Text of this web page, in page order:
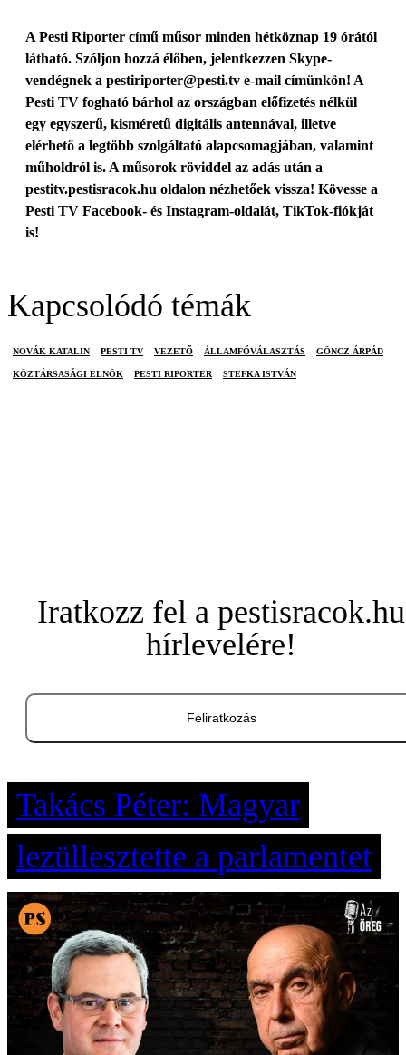
A Pesti Riporter című műsor minden hétköznap 19 órától
látható. Szóljon hozzá élőben, jelentkezzen Skype-
vendégnek a pestiriporter@pesti.tv e-mail címünkön! A
Pesti TV fogható bárhol az országban előfizetés nélkül
egy egyszerű, kisméretű digitális antennával, illetve
elérhető a legtöbb szolgáltató alapcsomagjában, valamint
műholdról is. A műsorok röviddel az adás után a
pestitv.pestisracok.hu oldalon nézhetőek vissza! Kövesse a
Pesti TV Facebook- és Instagram-oldalát, TikTok-fiókját
is!
Kapcsolódó témák
NOVÁK KATALIN PESTI TV VEZETŐ ÁLLAMFŐVÁLASZTÁS GÖNCZ ÁRPÁD
KÖZTÁRSASÁGI ELNÖK PESTI RIPORTER STEFKA ISTVÁN
Iratkozz fel a pestisracok.hu
hírlevelére!
Feliratkozás
Takács Péter: Magyar
lezüllesztette a parlamentet